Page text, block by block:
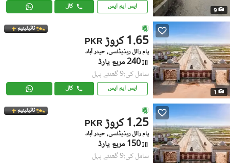
9 ایس ایم ایس کال
1
ٹائیٹینیم
PKR 1.65 کروڑ
پام رائل ریذیڈنسی, حیدر آباد
240 مربع یارڈ
شامل کی:9 گھنٹے پہل
ایس ایم ایس کال
ٹائیٹینیم
PKR 1.25 کروڑ
پام رائل ریذیڈنسی, حیدر آباد
150 مربع یارڈ
شامل کی:9 گھنٹے پہل